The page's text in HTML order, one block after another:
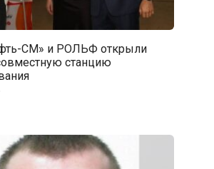
СМ» и РОЛЬФ открыли
станцию